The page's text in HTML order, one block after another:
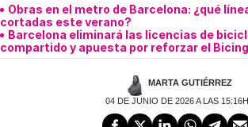
Obras en el metro de Barcelona: ¿qué
cortadas este verano?
Barcelona eliminará las licencias de
compartido y apuesta por reforzar el Bicing
MARTA GUTIÉRREZ
04 DE JUNIO DE 2026 A LAS 15:16H